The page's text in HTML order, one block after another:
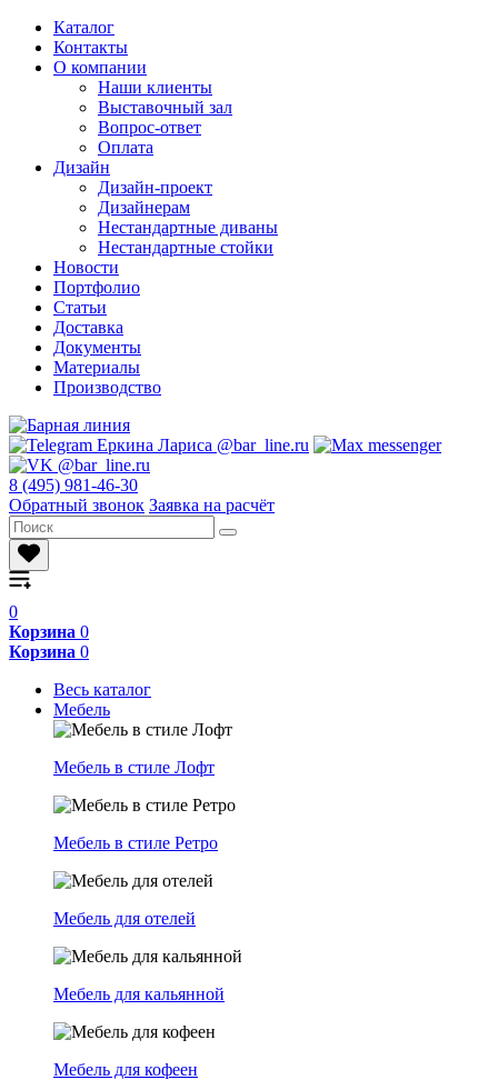
Каталог
Контакты
О компании
Наши клиенты
Выставочный зал
Вопрос-ответ
Оплата
Дизайн
Дизайн-проект
Дизайнерам
Нестандартные диваны
Нестандартные стойки
Новости
Портфолио
Статьи
Доставка
Документы
Материалы
Производство
8 (495) 981-46-30
Обратный звонок Заявка на расчёт
0
Корзина 0
Корзина 0
Весь каталог
Мебель
Мебель в стиле Лофт
Мебель в стиле Ретро
Мебель для отелей
Мебель для кальянной
Мебель для кофеен